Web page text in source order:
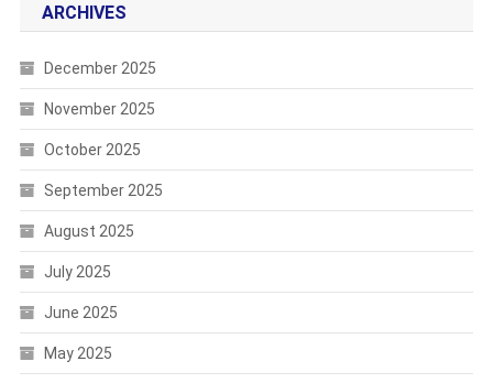
ARCHIVES
December 2025
November 2025
October 2025
September 2025
August 2025
July 2025
June 2025
May 2025